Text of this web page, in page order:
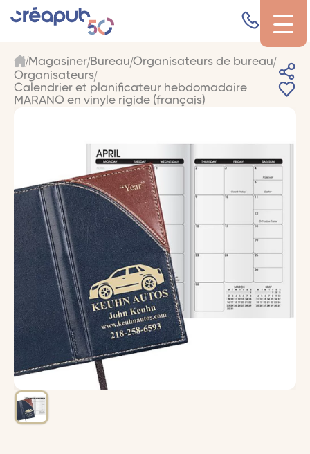
Magasiner Bureau Organisateurs de bureau
Organisateurs
Calendrier et planificateur hebdomadaire
MARANO en vinyle rigide (français)